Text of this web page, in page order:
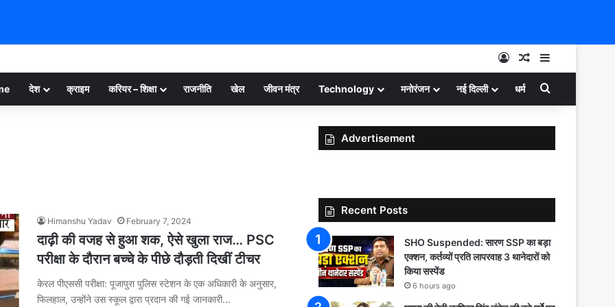
Log InRandom Article
Sidebar
देश क्राइम करियर – शिक्षा राजनीति खेल जीवन मंत्र Technology मनोरंजन नई दिल्ली धर्म Search for
Himanshu Yadav February 7, 2024
दाढ़ी की वजह से हुआ शक, ऐसे खुला राज… PSC
परीक्षा के दौरान बच्चे के पीछे दौड़ती दिखीं टीचर
केरल पीएससी परीक्षा: पूजापुरा पुलिस स्टेशन के एक अधिकारी के अनुसार,
फिलहाल, उन्होंने उस स्कूल द्वारा प्रदान की गई जानकारी…
Advertisement
Recent Posts
SHO Suspended: सारण SSP का बड़ा
एक्शन, कर्तव्यों प्रति लापरवाह 3 थानेदारों को
किया सस्पेंड
6 hours ago